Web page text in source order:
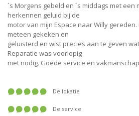
´s Morgens gebeld en ´s middags met een
herkennen geluid bij de
motor van mijn Espace naar Willy
meteen gekeken en
geluisterd en wist precies aan te geven
Reparatie was voorlopig
niet nodig. Goede service en
De lokatie
De service